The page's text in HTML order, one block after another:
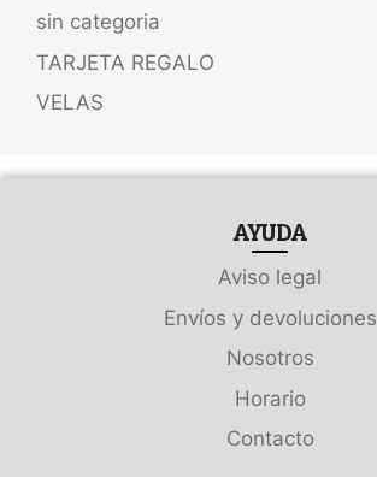
sin categoria
TARJETA REGALO
VELAS
AYUDA
Aviso legal
Envíos y devoluciones
Nosotros
Horario
Contacto